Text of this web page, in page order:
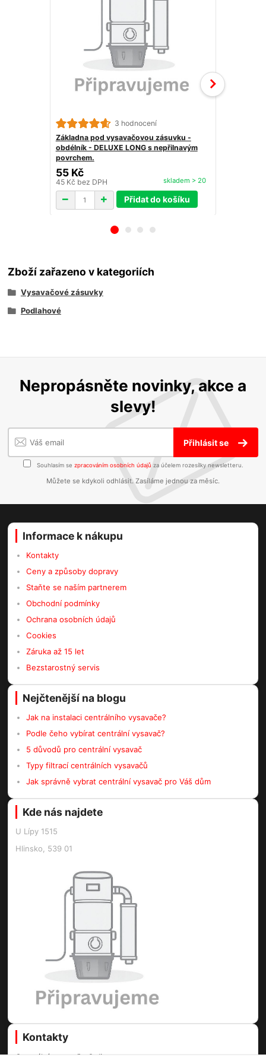
3 hodnocení
Základna pod vysavačovou zásuvku -
obdélník - DELUXE LONG s nepřilnavým
povrchem.
55 Kč
45 Kč bez DPH skladem > 20
Přidat do košíku
Zboží zařazeno v kategoriích
Vysavačové zásuvky
Podlahové
Nepropásněte novinky, akce a
slevy!
Přihlásit se
Souhlasím se zpracováním osobních údajů za účelem rozesílky newsletteru.
Můžete se kdykoli odhlásit. Zasíláme jednou za měsíc.
Informace k nákupu
Kontakty
Ceny a způsoby dopravy
Staňte se naším partnerem
Obchodní podmínky
Ochrana osobních údajů
Cookies
Záruka až 15 let
Bezstarostný servis
Nejčtenější na blogu
Jak na instalaci centrálního vysavače?
Podle čeho vybírat centrální vysavač?
5 důvodů pro centrální vysavač
Typy filtrací centrálních vysavačů
Jak správně vybrat centrální vysavač pro Váš dům
Kde nás najdete
U Lípy 1515
Hlinsko, 539 01
Kontakty
Centrální vysavače Online